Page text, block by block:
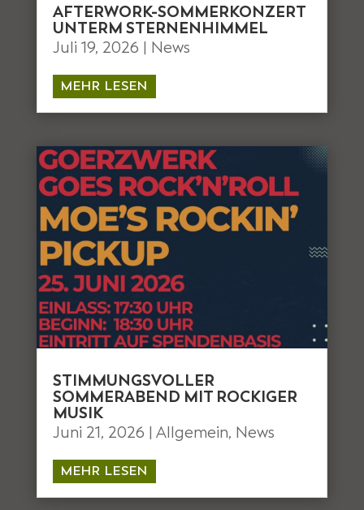
AFTERWORK-SOMMERKONZERT
UNTERM STERNENHIMMEL
Juli 19, 2026 | News
MEHR LESEN
STIMMUNGSVOLLER
SOMMERABEND MIT ROCKIGER
MUSIK
Juni 21, 2026 | Allgemein, News
MEHR LESEN